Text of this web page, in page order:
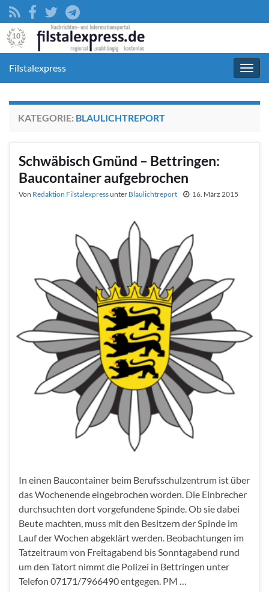
Filstalexpress
KATEGORIE: BLAULICHTREPORT
Schwäbisch Gmünd – Bettringen:
Baucontainer aufgebrochen
Von Redaktion Filstalexpressunter Blaulichtreport 16. März 2015
In einen Baucontainer beim Berufsschulzentrum ist über
das Wochenende eingebrochen worden. Die Einbrecher
durchsuchten dort vorgefundene Spinde. Ob sie dabei
Beute machten, muss mit den Besitzern der Spinde im
Lauf der Wochen abgeklärt werden. Beobachtungen im
Tatzeitraum von Freitagabend bis Sonntagabend rund
um den Tatort nimmt die Polizei in Bettringen unter
Telefon 07171/7966490 entgegen. PM …